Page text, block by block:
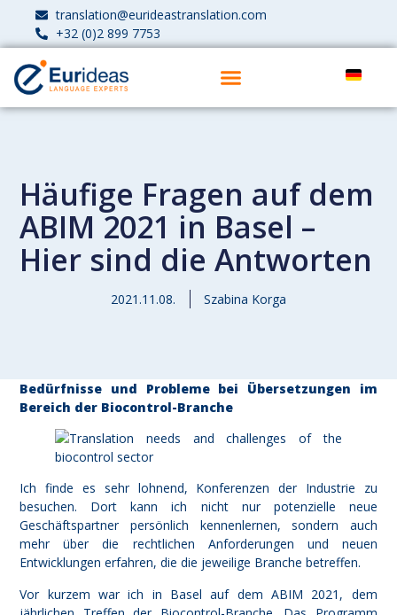
translation@eurideastranslation.com
+32 (0)2 899 7753
Häufige Fragen auf dem
ABIM 2021 in Basel –
Hier sind die Antworten
2021.11.08. Szabina Korga
Bedürfnisse und Probleme bei Übersetzungen im
Bereich der Biocontrol-Branche
Ich finde es sehr lohnend, Konferenzen der Industrie zu
besuchen. Dort kann ich nicht nur potenzielle neue
Geschäftspartner persönlich kennenlernen, sondern auch
mehr über die rechtlichen Anforderungen und neuen
Entwicklungen erfahren, die die jeweilige Branche betreffen.
Vor kurzem war ich in Basel auf dem ABIM 2021, dem